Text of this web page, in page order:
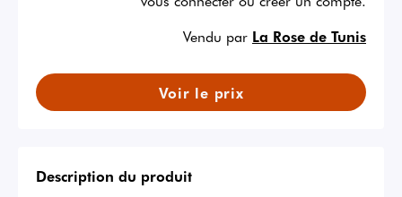
Vendu par La Rose de Tunis
Voir le prix
Description du produit